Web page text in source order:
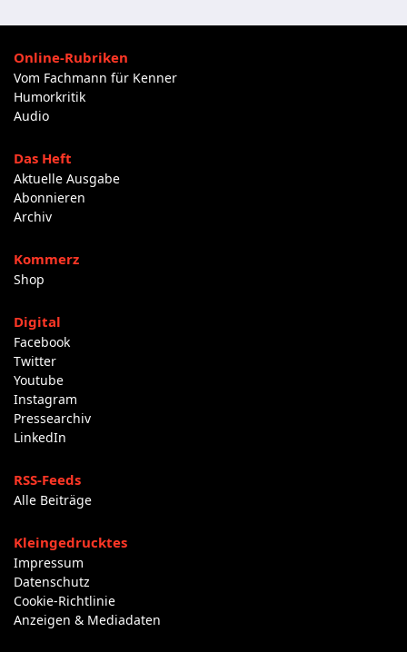
Online-Rubriken
Vom Fachmann für Kenner
Humorkritik
Audio
Das Heft
Aktuelle Ausgabe
Abonnieren
Archiv
Kommerz
Shop
Digital
Facebook
Twitter
Youtube
Instagram
Pressearchiv
LinkedIn
RSS-Feeds
Alle Beiträge
Kleingedrucktes
Impressum
Datenschutz
Cookie-Richtlinie
Anzeigen & Mediadaten